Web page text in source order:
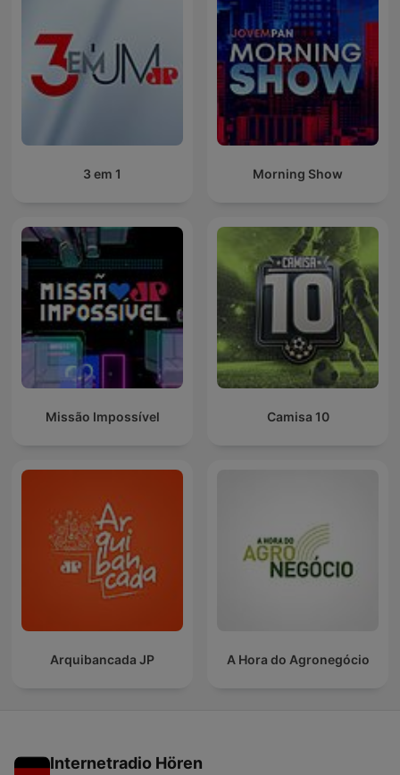
3 em 1 Morning Show
Missão Impossível Camisa 10
Arquibancada JP A Hora do Agronegócio
Internetradio Hören